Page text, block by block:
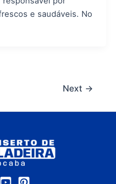
e saudáveis. No
Next →